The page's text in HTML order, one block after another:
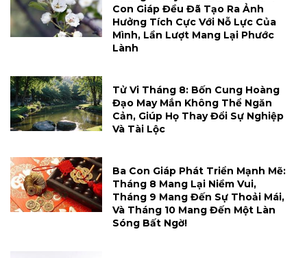
Con Giáp Đều Đã Tạo Ra Ảnh
Hưởng Tích Cực Với Nỗ Lực Của
Mình, Lần Lượt Mang Lại Phước
Lành
Tử Vi Tháng 8: Bốn Cung Hoàng
Đạo May Mắn Không Thể Ngăn
Cản, Giúp Họ Thay Đổi Sự Nghiệp
Và Tài Lộc
Ba Con Giáp Phát Triển Mạnh Mẽ:
Tháng 8 Mang Lại Niềm Vui,
Tháng 9 Mang Đến Sự Thoải Mái,
Và Tháng 10 Mang Đến Một Làn
Sóng Bất Ngờ!